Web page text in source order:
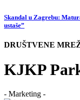
Skandal u Zagrebu:
ustaše”
DRUŠTVENE
KJKP
- Marketing -